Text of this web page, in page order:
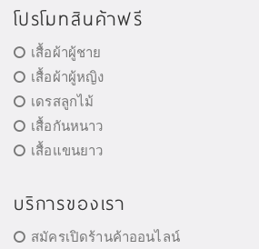
โปรโมทสินค้าฟรี
เสื้อผ้าผู้ชาย
เสื้อผ้าผู้หญิง
เดรสลูกไม้
เสื้อกันหนาว
เสื้อแขนยาว
บริการของเรา
สมัครเปิดร้านค้าออนไลน์